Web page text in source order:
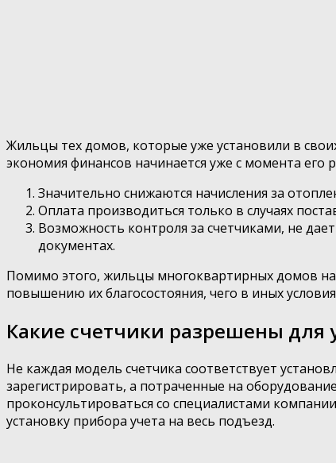
Жильцы тех домов, которые уже установили в
экономия финансов начинается уже с момента его
Значительно снижаются начисления за
Оплата производиться только в случаях
Возможность контроля за счетчиками, не
документах.
Помимо этого, жильцы многоквартирных домов
повышению их благосостояния, чего в иных
Какие счетчики разрешены для
Не каждая модель счетчика соответствует
зарегистрировать, а потраченные на
проконсультироваться со специалистами
установку прибора учета на весь подъезд.